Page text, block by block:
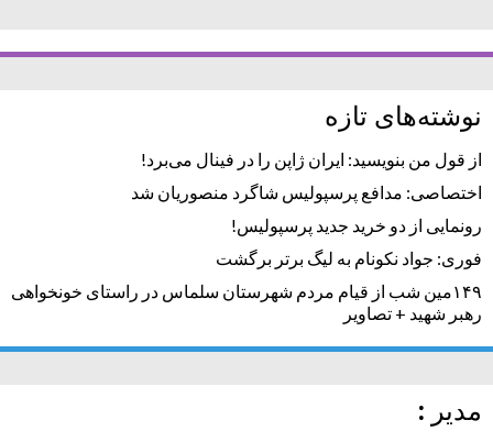
نوشته‌های تازه
از قول من بنویسید: ایران ژاپن را در فینال می‌برد!
اختصاصی: مدافع پرسپولیس شاگرد منصوریان شد
رونمایی از دو خرید جدید پرسپولیس!
فوری: جواد نکونام به لیگ برتر برگشت
۱۴۹مین شب از قیام مردم شهرستان سلماس در راستای خونخواهی
رهبر شهید + تصاویر
مدیر :